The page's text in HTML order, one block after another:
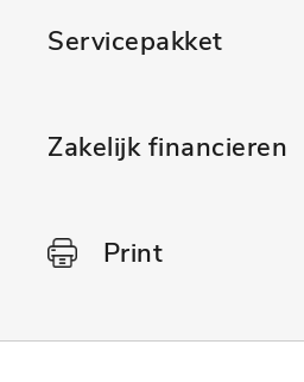
Servicepakket
Zakelijk financieren
Print